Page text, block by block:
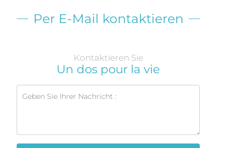
Per E-Mail kontaktieren
Kontaktieren Sie
Un dos pour la vie